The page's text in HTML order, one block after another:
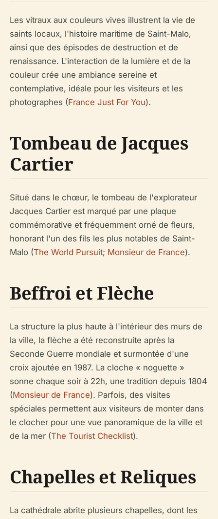
Les vitraux aux couleurs vives illustrent la vie de
saints locaux, l'histoire maritime de Saint-Malo,
ainsi que des épisodes de destruction et de
renaissance. L'interaction de la lumière et de la
couleur crée une ambiance sereine et
contemplative, idéale pour les visiteurs et les
photographes (France Just For You).
Tombeau de Jacques
Cartier
Situé dans le chœur, le tombeau de l'explorateur
Jacques Cartier est marqué par une plaque
commémorative et fréquemment orné de fleurs,
honorant l'un des fils les plus notables de Saint-
Malo (The World Pursuit; Monsieur de France).
Beffroi et Flèche
La structure la plus haute à l'intérieur des murs de
la ville, la flèche a été reconstruite après la
Seconde Guerre mondiale et surmontée d'une
croix ajoutée en 1987. La cloche « noguette »
sonne chaque soir à 22h, une tradition depuis 1804
(Monsieur de France). Parfois, des visites
spéciales permettent aux visiteurs de monter dans
le clocher pour une vue panoramique de la ville et
de la mer (The Tourist Checklist).
Chapelles et Reliques
La cathédrale abrite plusieurs chapelles, dont les